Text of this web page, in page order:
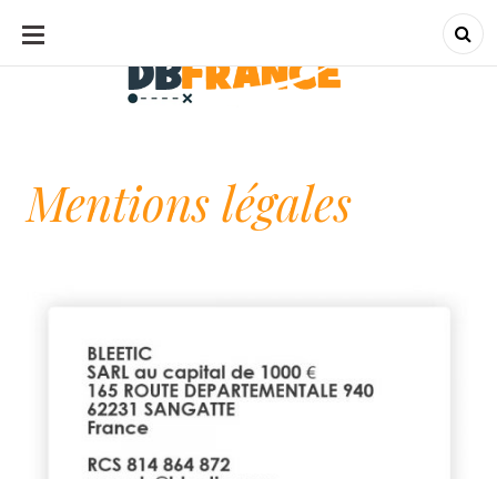
ALLER
CONTENU
dbfrance.fr
Mentions légales